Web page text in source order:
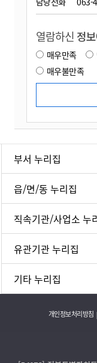
열람하신 정
매우만족
매우불만족
부서 누리집
읍/면/동 누리집
직속기관/사업소 누
유관기관 누리집
기타 누리집
개인정보처리방침